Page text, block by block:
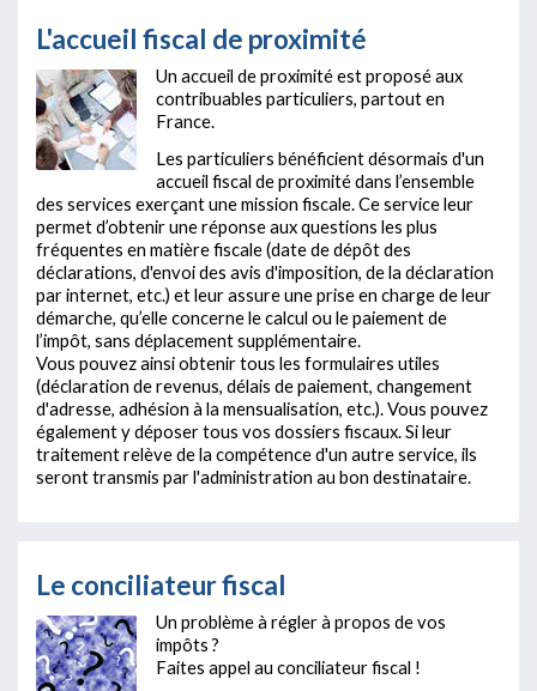
L'accueil fiscal de proximité
Un accueil de proximité est proposé aux
contribuables particuliers, partout en
France.
Les particuliers bénéficient désormais d'un
accueil fiscal de proximité dans l’ensemble
des services exerçant une mission fiscale. Ce service leur
permet d’obtenir une réponse aux questions les plus
fréquentes en matière fiscale (date de dépôt des
déclarations, d'envoi des avis d'imposition, de la déclaration
par internet, etc.) et leur assure une prise en charge de leur
démarche, qu’elle concerne le calcul ou le paiement de
l’impôt, sans déplacement supplémentaire.
Vous pouvez ainsi obtenir tous les formulaires utiles
(déclaration de revenus, délais de paiement, changement
d'adresse, adhésion à la mensualisation, etc.). Vous pouvez
également y déposer tous vos dossiers fiscaux. Si leur
traitement relève de la compétence d'un autre service, ils
seront transmis par l'administration au bon destinataire.
Le conciliateur fiscal
Un problème à régler à propos de vos
impôts ?
Faites appel au conciliateur fiscal !